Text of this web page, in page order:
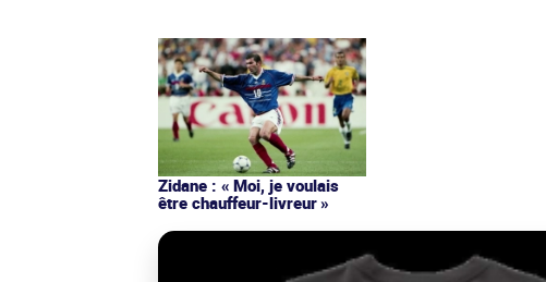
Zidane : « Moi, je voulais
être chauffeur-livreur »